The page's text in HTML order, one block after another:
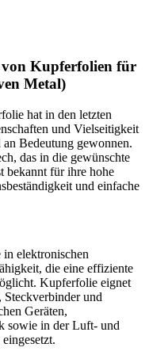
Kupferfolien für
Metal)
hat in den letzten
und Vielseitigkeit
Bedeutung gewonnen.
das in die gewünschte
bekannt für ihre hohe
und einfache
elektronischen
die eine effiziente
Kupferfolie eignet
und
Geräten,
sowie in der Luft- und